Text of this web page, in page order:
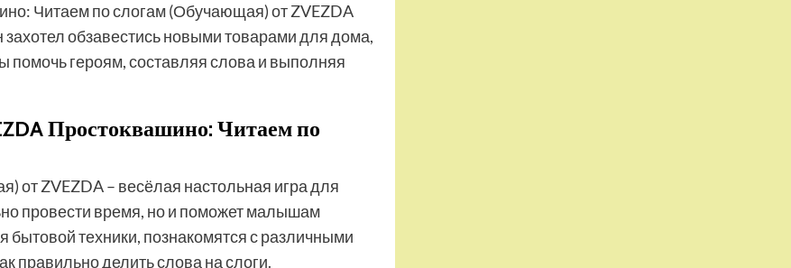
Читаем по слогам (Обучающая) от ZVEZDA
обзавестись новыми товарами для дома,
помочь героям, составляя слова и выполняя
Простоквашино: Читаем по
от ZVEZDA – весёлая настольная игра для
провести время, но и поможет малышам
бытовой техники, познакомятся с различными
правильно делить слова на слоги.